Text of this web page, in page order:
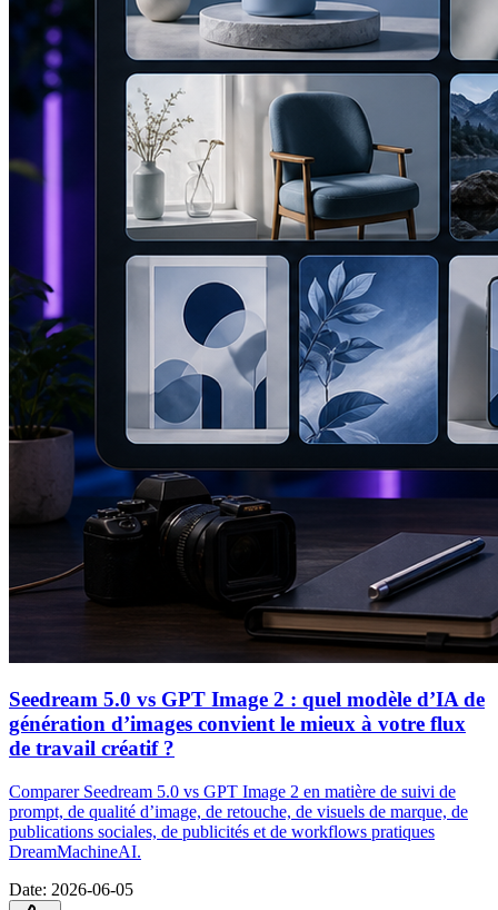
Seedream 5.0 vs GPT Image 2 : quel modèle d’IA de
génération d’images convient le mieux à votre flux
de travail créatif ?
Comparer Seedream 5.0 vs GPT Image 2 en matière de suivi de
prompt, de qualité d’image, de retouche, de visuels de marque, de
publications sociales, de publicités et de workflows pratiques
DreamMachineAI.
Date: 2026-06-05